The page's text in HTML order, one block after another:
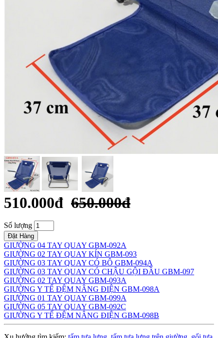
510.000đ 650.000đ
Số lượng
Đặt Hàng
GIƯỜNG 04 TAY QUAY GBM-092A
GIƯỜNG 02 TAY QUAY KÍN GBM-093
GIƯỜNG 03 TAY QUAY CÓ BÔ GBM-094A
GIƯỜNG 03 TAY QUAY CÓ CHẬU GỘI ĐẦU GBM-097
GIƯỜNG 02 TAY QUAY GBM-093A
GIƯỜNG Y TẾ ĐỆM NÂNG ĐIỆN GBM-098A
GIƯỜNG 01 TAY QUAY GBM-099A
GIƯỜNG 05 TAY QUAY GBM-092C
GIƯỜNG Y TẾ ĐỆM NÂNG ĐIỆN GBM-098B